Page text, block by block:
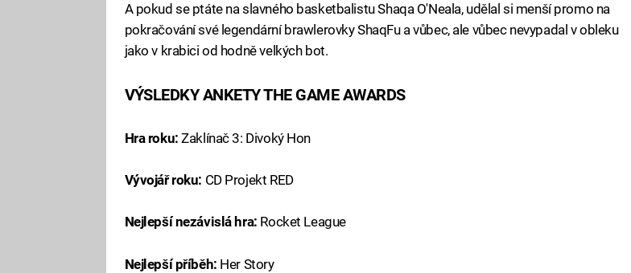
A pokud se ptáte na slavného basketbalistu Shaqa O'Neala, udělal si menší promo na
pokračování své legendární brawlerovky ShaqFu a vůbec, ale vůbec nevypadal v obleku
jako v krabici od hodně velkých bot.
VÝSLEDKY ANKETY THE GAME AWARDS
Hra roku: Zaklínač 3: Divoký Hon
Vývojář roku: CD Projekt RED
Nejlepší nezávislá hra: Rocket League
Nejlepší příběh: Her Story